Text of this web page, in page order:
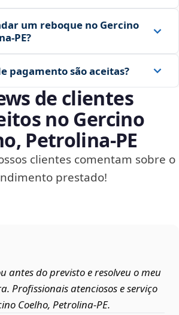
um reboque no Gercino
pagamento são aceitas?
de clientes
no Gercino
Petrolina‑PE
clientes comentam sobre o
prestado!
antes do previsto e resolveu o meu
Profissionais atenciosos e serviço
Coelho, Petrolina‑PE.